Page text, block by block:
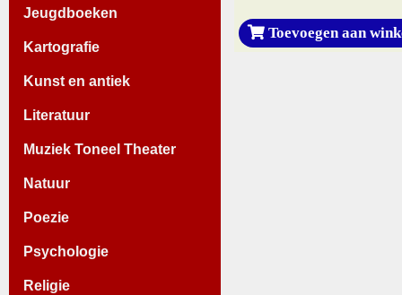
Jeugdboeken
Kartografie
Kunst en antiek
Literatuur
Muziek Toneel Theater
Natuur
Poezie
Psychologie
Religie
Toevoegen aan